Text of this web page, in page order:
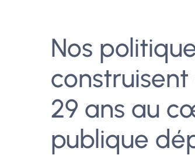
Nos
construisent
29 ans au
publique